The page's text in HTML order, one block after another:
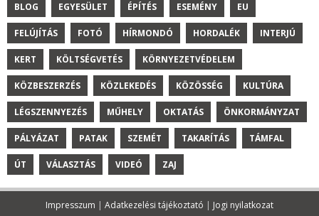
BLOG EGYESÜLET ÉPÍTÉS ESEMÉNY EU
FELÚJÍTÁS FOTÓ HÍRMONDÓ HORDALÉK INTERJÚ
KERT KÖLTSÉGVETÉS KÖRNYEZETVÉDELEM
KÖZBESZERZÉS KÖZLEKEDÉS KÖZÖSSÉG KULTÚRA
LÉGSZENNYEZÉS MŰHELY OKTATÁS ÖNKORMÁNYZAT
PÁLYÁZAT PATAK SZEMÉT TAKARÍTÁS TÁMFAL
ÚT VÁLASZTÁS VIDEÓ ZAJ
Impresszum | Adatkezelési tájékoztató | Jogi nyilatkozat